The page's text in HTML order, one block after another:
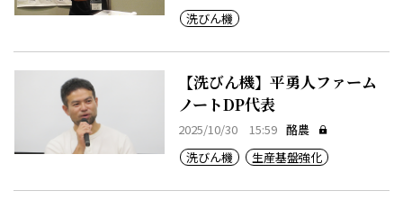
洗びん機
【洗びん機】平勇人ファーム
ノートDP代表
2025/10/30 15:59 酪農
洗びん機
生産基盤強化